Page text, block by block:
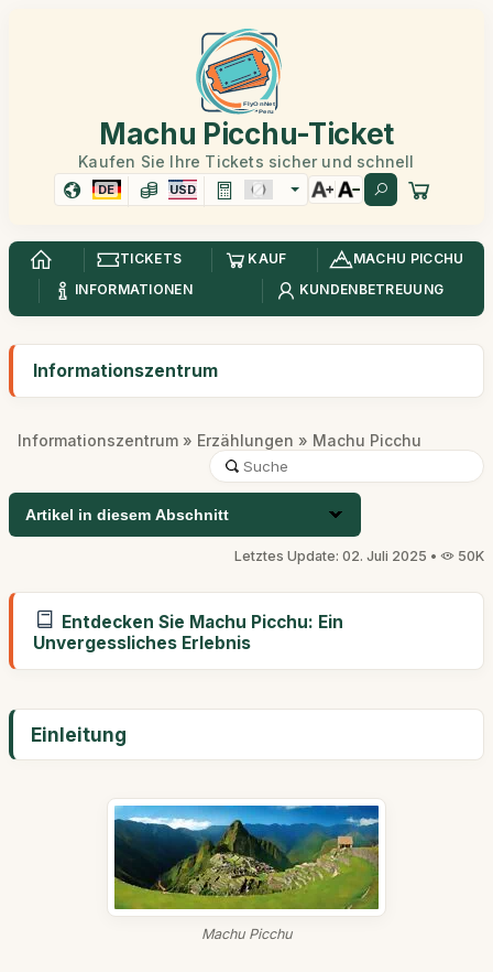
Machu Picchu-Ticket
Kaufen Sie Ihre Tickets sicher und schnell
DE USD
TICKETS KAUF
MACHU PICCHU
INFORMATIONEN
KUNDENBETREUUNG
Informationszentrum
Informationszentrum » Erzählungen » Machu Picchu
Artikel in diesem Abschnitt
Letztes Update: 02. Juli 2025 • 50K
Entdecken Sie Machu Picchu: Ein
Unvergessliches Erlebnis
Einleitung
Machu Picchu